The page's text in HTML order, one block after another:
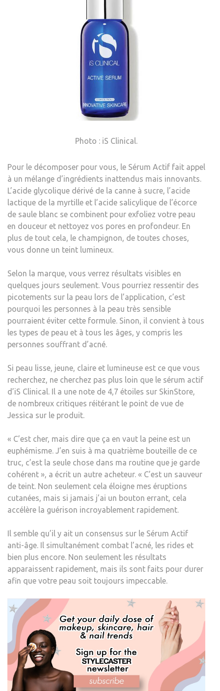
Photo : iS Clinical.
Pour le décomposer pour vous, le Sérum Actif fait appel
à un mélange d’ingrédients inattendus mais innovants.
L’acide glycolique dérivé de la canne à sucre, l’acide
lactique de la myrtille et l’acide salicylique de l’écorce
de saule blanc se combinent pour exfoliez votre peau
en douceur et nettoyez vos pores en profondeur. En
plus de tout cela, le champignon, de toutes choses,
vous donne un teint lumineux.
Selon la marque, vous verrez résultats visibles en
quelques jours seulement. Vous pourriez ressentir des
picotements sur la peau lors de l’application, c’est
pourquoi les personnes à la peau très sensible
pourraient éviter cette formule. Sinon, il convient à tous
les types de peau et à tous les âges, y compris les
personnes souffrant d’acné.
Si peau lisse, jeune, claire et lumineuse est ce que vous
recherchez, ne cherchez pas plus loin que le sérum actif
d’iS Clinical. Il a une note de 4,7 étoiles sur SkinStore,
de nombreux critiques réitérant le point de vue de
Jessica sur le produit.
« C’est cher, mais dire que ça en vaut la peine est un
euphémisme. J’en suis à ma quatrième bouteille de ce
truc, c’est la seule chose dans ma routine que je garde
cohérent », a écrit un autre acheteur. « C’est un sauveur
de teint. Non seulement cela éloigne mes éruptions
cutanées, mais si jamais j’ai un bouton errant, cela
accélère la guérison incroyablement rapidement.
Il semble qu’il y ait un consensus sur le Sérum Actif
anti-âge. Il simultanément combat l’acné, les rides et
bien plus encore. Non seulement les résultats
apparaissent rapidement, mais ils sont faits pour durer
afin que votre peau soit toujours impeccable.